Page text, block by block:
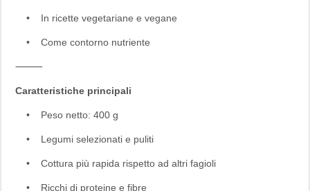
• In ricette vegetariane e vegane
• Come contorno nutriente
⸻
Caratteristiche principali
• Peso netto: 400 g
• Legumi selezionati e puliti
• Cottura più rapida rispetto ad altri fagioli
• Ricchi di proteine e fibre